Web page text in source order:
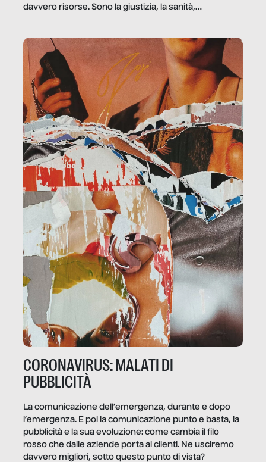
davvero risorse. Sono la giustizia, la sanità,
CORONAVIRUS: MALATI DI
PUBBLICITÀ
La comunicazione dell’emergenza, durante e dopo
l’emergenza. E poi la comunicazione punto e basta, la
pubblicità e la sua evoluzione: come cambia il filo
rosso che dalle aziende porta ai clienti. Ne usciremo
davvero migliori, sotto questo punto di vista?